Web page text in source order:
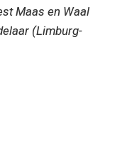
Maas en Waal
(Limburg-